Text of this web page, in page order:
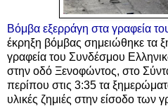
Βόμβα εξερράγη στα γραφεία
έκρηξη βόμβας σημειώθηκε τα
γραφεία του Συνδέσμου
στην οδό Ξενοφώντος, στο
περίπου στις 3:35 τα
υλικές ζημιές στην είσοδο